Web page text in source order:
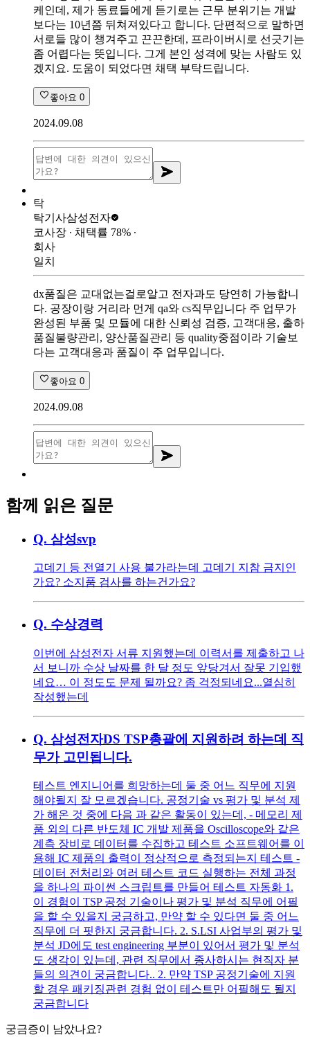
케인데, 제가 동료들에게 듣기로는 근무 분위기는 개발
보다는 10년쯤 뒤쳐져있다고 합니다. 단편적으로 말하면
서로들 많이 챙겨주고 끈끈한데, 프라이버시로 선긋기는
좀 어렵다는 뜻입니다. 그게 본인 성격에 맞는 사람도 있
겠지요. 도움이 되었다면 채택 부탁드립니다.
좋아요 0
2024.09.08
탁
탁기사삼성전자
코사장 ∙ 채택률 78% ∙
회사
일치
dx품질은 교대없는걸로알고 전자과도 당연히 가능합니
다. 공장이랑 거리라 먼게 qa와 cs직무입니다 주 업무가
완성된 부품 및 모듈에 대한 신뢰성 검증, 고객대응, 출하
품질불량관리, 양산품질관리 등 quality중점이라 기술보
다는 고객대응과 품질이 주 업무입니다.
좋아요 0
2024.09.08
함께 읽은 질문
Q. 삼성svp
고데기 등 전열기 사용 불가라는데 고데기 지참 금지인
가요? 소지품 검사를 하는건가요?
Q. 수상경력
이번에 삼성전자 서류 지원했는데 이력서를 제출하고 나
서 보니까 수상 날짜를 한 달 정도 앞당겨서 잘못 기입했
네요… 이 정도도 문제 될까요? 좀 걱정되네요...열심히
작성했는데
Q. 삼성전자DS TSP총괄에 지원하려 하는데 직
무가 고민됩니다.
테스트 엔지니어를 희망하는데 둘 중 어느 직무에 지원
해야될지 잘 모르겠습니다. 공정기술 vs 평가 및 분석 제
가 해온 것 중에 다음 과 같은 활동이 있는데, - 메모리 제
품 외의 다른 반도체 IC 개발 제품을 Oscilloscope와 같은
계측 장비로 데이터를 수집하고 테스트 소프트웨어를 이
용해 IC 제품의 출력이 정상적으로 측정되는지 테스트 -
데이터 전처리와 여러 테스트 코드 실행하는 전체 과정
을 하나의 파이썬 스크립트를 만들어 테스트 자동화 1.
이 경험이 TSP 공정 기술이나 평가 및 분석 직무에 어필
을 할 수 있을지 궁금하고, 만약 할 수 있다면 둘 중 어느
직무에 더 핏한지 궁금합니다. 2. S.LSI 사업부의 평가 및
분석 JD에도 test engineering 부분이 있어서 평가 및 분석
도 생각이 있는데, 관련 직무에서 종사하시는 현직자 분
들의 의견이 궁금합니다.. 2. 만약 TSP 공정기술에 지원
할 경우 패키징관련 경험 없이 테스트만 어필해도 될지
궁금합니다
궁금증이 남았나요?